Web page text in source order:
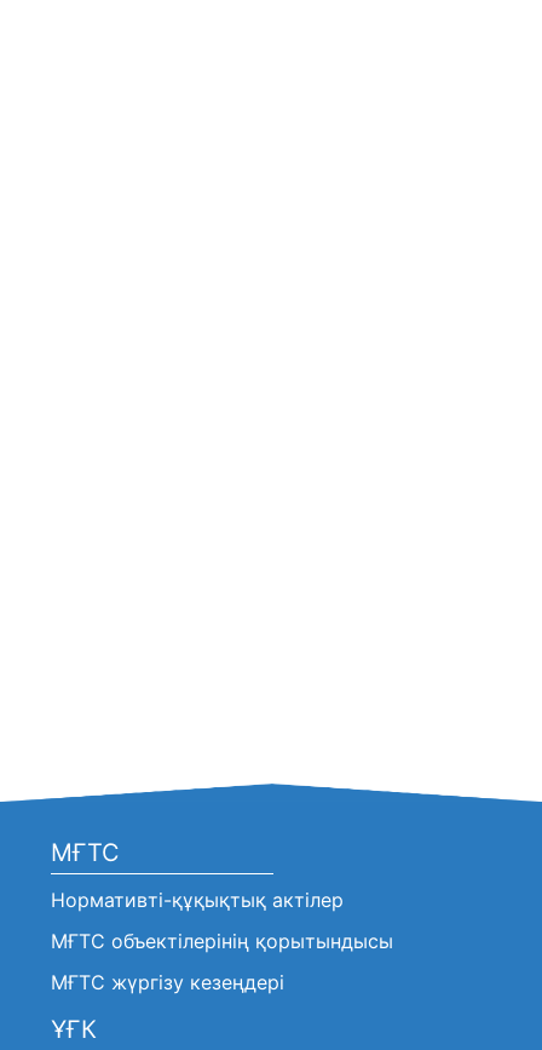
МҒТС
Нормативті-құқықтық актілер
МҒТС объектілерінің қорытындысы
МҒТС жүргізу кезеңдері
ҰҒК